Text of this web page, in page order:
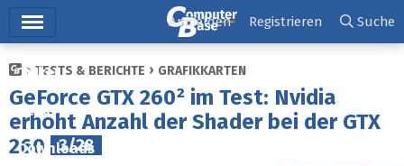
Ticker
Tests
Downloads
Anmelden Registrieren Suche
TESTS & BERICHTE GRAFIKKARTEN
GeForce GTX 260² im Test: Nvidia
erhöht Anzahl der Shader bei der GTX
260
3/28